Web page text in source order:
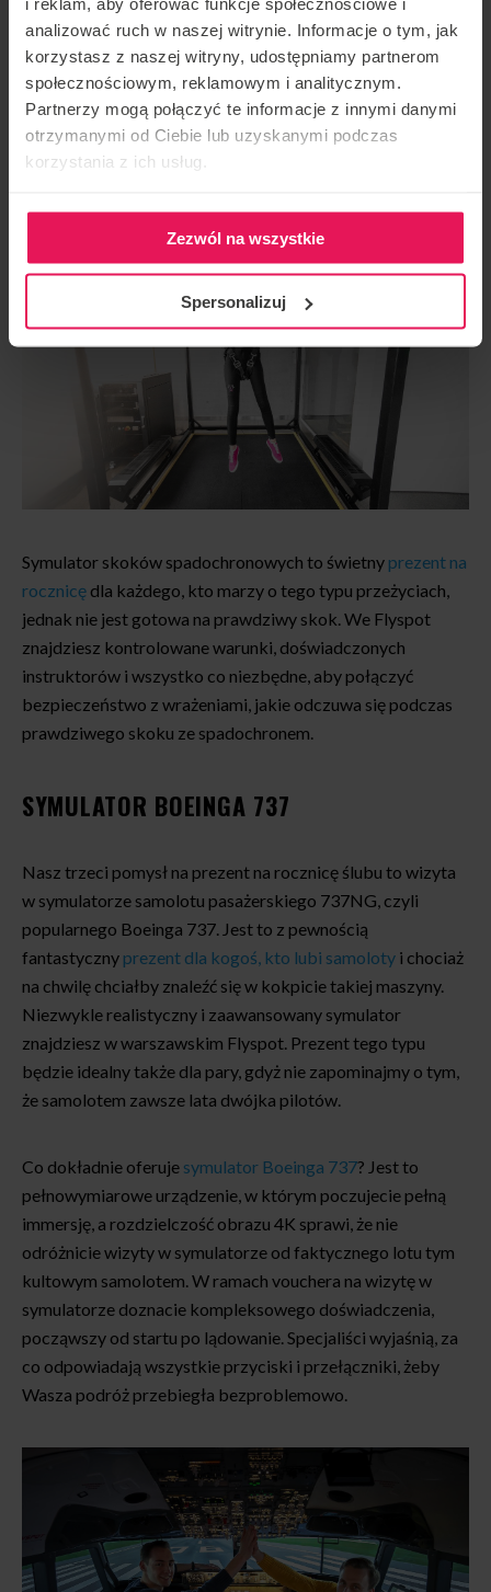
analizować ruch w naszej witrynie. Informacje o tym, jak
korzystasz z naszej witryny, udostępniamy partnerom
społecznościowym, reklamowym i analitycznym.
Partnerzy mogą połączyć te informacje z innymi danymi
otrzymanymi od Ciebie lub uzyskanymi podczas
korzystania z ich usług.
Zezwól na wszystkie
Spersonalizuj
wierne oddanie sytuacji, w której uczestnik decyduje się na
skok ze spadochronem. Zapinany jest zatem w specjalną
uprząż, którą miałby na sobie podczas prawdziwego skoku.
Z kolei za to co widzi odpowiadają wysokiej klasy gogle VR,
dzięki którym kontrolowane warunki symulatora we
Flyspot zamienią się w niemal namacalne przestworza.
Symulator skoków spadochronowych to świetny prezent na
rocznicę dla każdego, kto marzy o tego typu przeżyciach,
jednak nie jest gotowa na prawdziwy skok. We Flyspot
znajdziesz kontrolowane warunki, doświadczonych
instruktorów i wszystko co niezbędne, aby połączyć
bezpieczeństwo z wrażeniami, jakie odczuwa się podczas
prawdziwego skoku ze spadochronem.
SYMULATOR BOEINGA 737
Nasz trzeci pomysł na prezent na rocznicę ślubu to wizyta
w symulatorze samolotu pasażerskiego 737NG, czyli
popularnego Boeinga 737. Jest to z pewnością
fantastyczny prezent dla kogoś, kto lubi samoloty i chociaż
na chwilę chciałby znaleźć się w kokpicie takiej maszyny.
Niezwykle realistyczny i zaawansowany symulator
znajdziesz w warszawskim Flyspot. Prezent tego typu
będzie idealny także dla pary, gdyż nie zapominajmy o tym,
że samolotem zawsze lata dwójka pilotów.
Co dokładnie oferuje symulator Boeinga 737? Jest to
pełnowymiarowe urządzenie, w którym poczujecie pełną
immersję, a rozdzielczość obrazu 4K sprawi, że nie
odróżnicie wizyty w symulatorze od faktycznego lotu tym
kultowym samolotem. W ramach vouchera na wizytę w
symulatorze doznacie kompleksowego doświadczenia,
począwszy od startu po lądowanie. Specjaliści wyjaśnią, za
co odpowiadają wszystkie przyciski i przełączniki, żeby
Wasza podróż przebiegła bezproblemowo.